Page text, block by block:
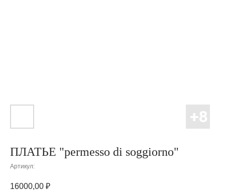
ПЛАТЬЕ "permesso di soggiorno"
Артикул:
16000,00 ₽